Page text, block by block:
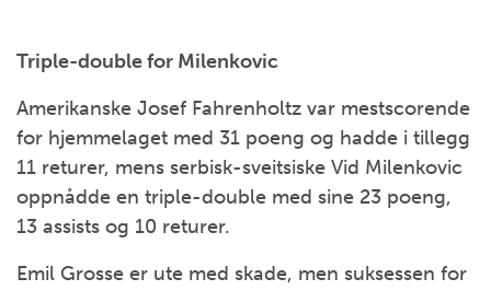
Triple-double for Milenkovic
Amerikanske Josef Fahrenholtz var mestscorende
for hjemmelaget med 31 poeng og hadde i tillegg
11 returer, mens serbisk-sveitsiske Vid Milenkovic
oppnådde en triple-double med sine 23 poeng,
13 assists og 10 returer.
Emil Grosse er ute med skade, men suksessen for